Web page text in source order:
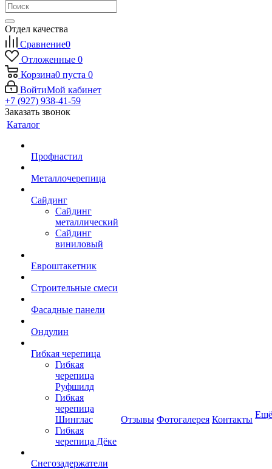
Отдел качества
Сравнение0
Отложенные 0
Корзина0 пуста 0
ВойтиМой кабинет
+7 (927) 938-41-59
Заказать звонок
Каталог
Профнастил
Металлочерепица
Сайдинг
Сайдинг
металлический
Сайдинг
виниловый
Евроштакетник
Строительные смеси
Фасадные панели
Ондулин
Гибкая черепица
Гибкая
черепица
Руфшилд
Гибкая
черепица
Шинглас
Гибкая
черепица Дёке
Снегозадержатели
Отзывы Фотогалерея Контакты Ещё